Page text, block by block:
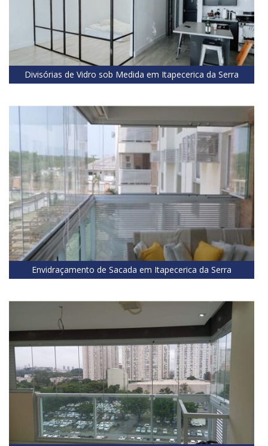
Divisórias de Vidro sob Medida em Itapecerica da Serra
Envidraçamento de Sacada em Itapecerica da Serra